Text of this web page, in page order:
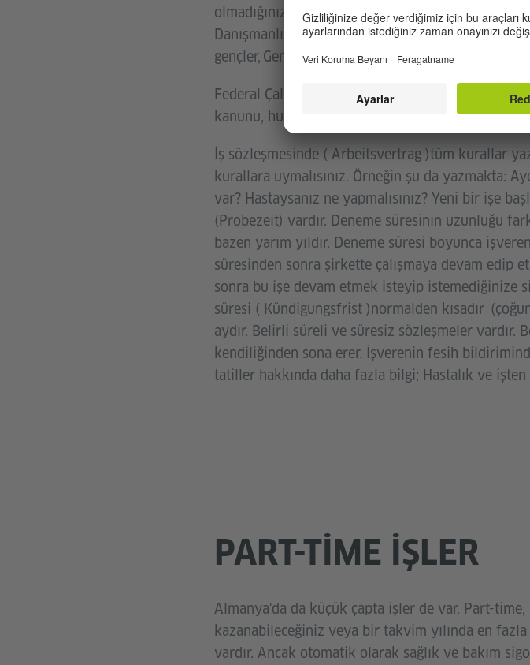
olmadığınız hususlar varsa sorun: Yetişkinler için,
Danışmanlığı (MBE, Migrationsberatung für
gençler, Gençlik Göçmenlik Hizmetleri'nden
Federal Çalışma ve Sosyal İşler Bakanlığı'nı
kanunu, hukuku ile ilgili sorularınızı sorabilirsiniz.
İş sözleşmesinde ( Arbeitsvertrag )tüm kurallar
kurallara uymalısınız. Örneğin şu da yazmakta:
var? Hastaysanız ne yapmalısınız? Yeni bir işe
(Probezeit) vardır. Deneme süresinin uzunluğu
bazen yarım yıldır. Deneme süresi boyunca
süresinden sonra şirkette çalışmaya devam edip
sonra bu işe devam etmek isteyip istemediğinize
süresi ( Kündigungsfrist )normalden kısadır
aydır. Belirli süreli ve süresiz sözleşmeler
kendiliğinden sona erer. İşverenin fesih
tatiller hakkında daha fazla bilgi; Hastalık ve işten
PART-TIME IŞLER
Almanya'da da küçük çapta işler de var. Part-
kazanabileceğiniz veya bir takvim yılında en
vardır. Ancak otomatik olarak sağlık ve bakım